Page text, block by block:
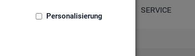
Personalisierung
SERVICE